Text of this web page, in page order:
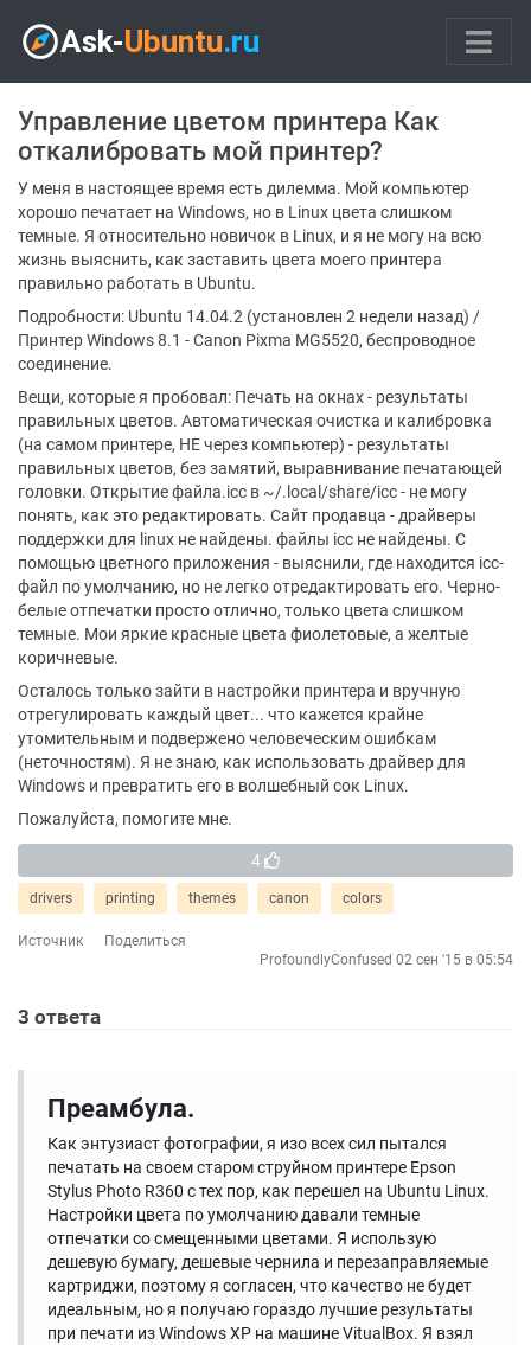
Управление цветом принтера Как
откалибровать мой принтер?
У меня в настоящее время есть дилемма. Мой компьютер
хорошо печатает на Windows, но в Linux цвета слишком
темные. Я относительно новичок в Linux, и я не могу на всю
жизнь выяснить, как заставить цвета моего принтера
правильно работать в Ubuntu.
Подробности: Ubuntu 14.04.2 (установлен 2 недели назад) /
Принтер Windows 8.1 - Canon Pixma MG5520, беспроводное
соединение.
Вещи, которые я пробовал: Печать на окнах - результаты
правильных цветов. Автоматическая очистка и калибровка
(на самом принтере, НЕ через компьютер) - результаты
правильных цветов, без замятий, выравнивание печатающей
головки. Открытие файла.icc в ~/.local/share/icc - не могу
понять, как это редактировать. Сайт продавца - драйверы
поддержки для linux не найдены. файлы icc не найдены. С
помощью цветного приложения - выяснили, где находится icc-
файл по умолчанию, но не легко отредактировать его. Черно-
белые отпечатки просто отлично, только цвета слишком
темные. Мои яркие красные цвета фиолетовые, а желтые
коричневые.
Осталось только зайти в настройки принтера и вручную
отрегулировать каждый цвет... что кажется крайне
утомительным и подвержено человеческим ошибкам
(неточностям). Я не знаю, как использовать драйвер для
Windows и превратить его в волшебный сок Linux.
Пожалуйста, помогите мне.
4
drivers printing themes canon colors
Источник
Поделиться
ProfoundlyConfused 02 сен '15 в 05:54
3 ответа
Преамбула.
Как энтузиаст фотографии, я изо всех сил пытался
печатать на своем старом струйном принтере Epson
Stylus Photo R360 с тех пор, как перешел на Ubuntu Linux.
Настройки цвета по умолчанию давали темные
отпечатки со смещенными цветами. Я использую
дешевую бумагу, дешевые чернила и перезаправляемые
картриджи, поэтому я согласен, что качество не будет
идеальным, но я получаю гораздо лучшие результаты
при печати из Windows XP на машине VitualBox. Я взял